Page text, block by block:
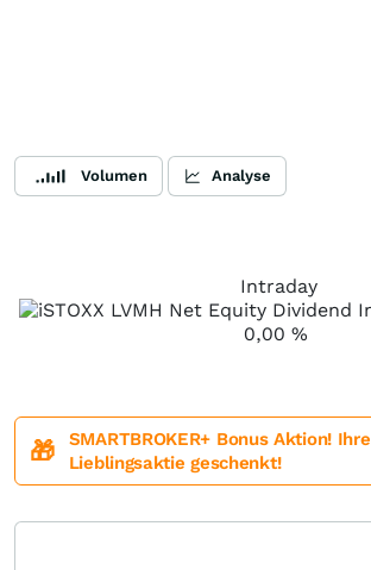
Volumen Analyse
Intraday
0,00 %
🎁
SMARTBROKER+ Bonus Aktion! Ihre
Lieblingsaktie geschenkt!